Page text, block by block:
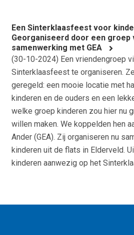
Een Sinterklaasfeest voor
Georganiseerd door een groep
samenwerking met GEA
(30-10-2024) Een vriendengroep
Sinterklaasfeest te organiseren.
geregeld: een mooie locatie met
kinderen en de ouders en een
welke groep kinderen zou hier nu
willen maken. We koppelden hen
Ander (GEA). Zij organiseren nu
kinderen uit de flats in Elderveld.
kinderen aanwezig op het